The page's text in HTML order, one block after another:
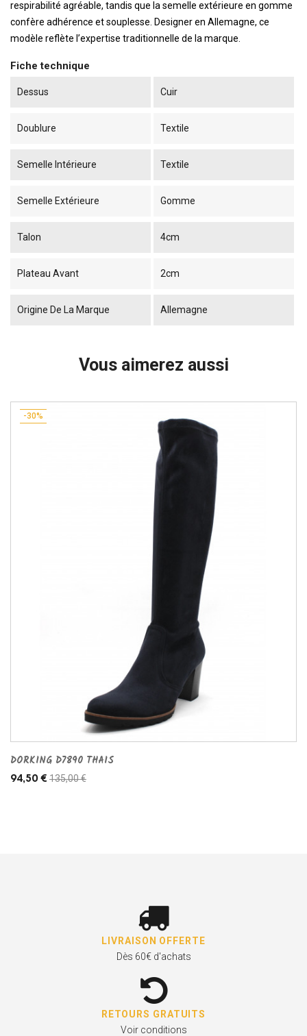
respirabilité agréable, tandis que la semelle extérieure en gomme
confère adhérence et souplesse. Designer en Allemagne, ce
modèle reflète l’expertise traditionnelle de la marque.
Fiche technique
Dessus Cuir
Doublure Textile
Semelle Intérieure Textile
Semelle Extérieure Gomme
Talon 4cm
Plateau Avant 2cm
Origine De La Marque Allemagne
Vous aimerez aussi
-30%
DORKING D7890 THAIS
94,50 € 135,00 €
LIVRAISON OFFERTE
Dès 60€ d'achats
RETOURS GRATUITS
Voir conditions